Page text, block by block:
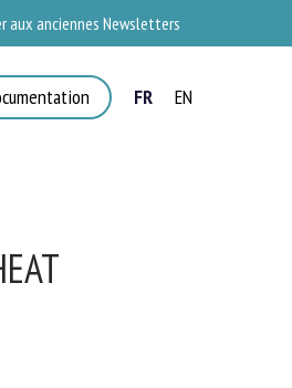
aux anciennes Newsletters
FR EN